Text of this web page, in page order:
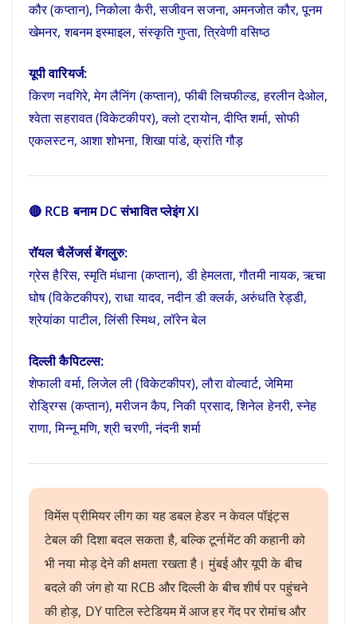
कौर (कप्तान), निकोला कैरी, सजीवन सजना, अमनजोत कौर, पूनम
खेमनर, शबनम इस्माइल, संस्कृति गुप्ता, त्रिवेणी वसिष्ठ
यूपी वारियर्ज:
किरण नवगिरे, मेग लैनिंग (कप्तान), फीबी लिचफील्ड, हरलीन देओल,
श्वेता सहरावत (विकेटकीपर), क्लो ट्रायोन, दीप्ति शर्मा, सोफी
एकलस्टन, आशा शोभना, शिखा पांडे, क्रांति गौड़
🔴 RCB बनाम DC संभावित प्लेइंग XI
रॉयल चैलेंजर्स बेंगलुरु:
ग्रेस हैरिस, स्मृति मंधाना (कप्तान), डी हेमलता, गौतमी नायक, ऋचा
घोष (विकेटकीपर), राधा यादव, नदीन डी क्लर्क, अरुंधति रेड्डी,
श्रेयांका पाटील, लिंसी स्मिथ, लॉरेन बेल
दिल्ली कैपिटल्स:
शेफाली वर्मा, लिजेल ली (विकेटकीपर), लौरा वोल्वार्ट, जेमिमा
रोड्रिग्स (कप्तान), मरीजन कैप, निकी प्रसाद, शिनेल हेनरी, स्नेह
राणा, मिन्नू मणि, श्री चरणी, नंदनी शर्मा
विमेंस प्रीमियर लीग का यह डबल हेडर न केवल पॉइंट्स
टेबल की दिशा बदल सकता है, बल्कि टूर्नामेंट की कहानी को
भी नया मोड़ देने की क्षमता रखता है। मुंबई और यूपी के बीच
बदले की जंग हो या RCB और दिल्ली के बीच शीर्ष पर पहुंचने
की होड़, DY पाटिल स्टेडियम में आज हर गेंद पर रोमांच और